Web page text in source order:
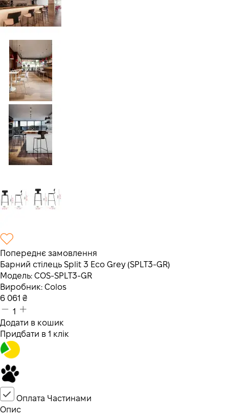
Попереднє замовлення
Барний стілець Split 3 Eco Grey (SPLT3-GR)
Модель: COS-SPLT3-GR
Виробник: Colos
6 061 ₴
1
Додати в кошик
Придбати в 1 клік
Оплата Частинами
Опис